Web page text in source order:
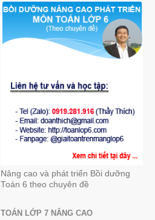
Nâng cao và phát triển Bồi dưỡng
Toán 6 theo chuyên đề
TOÁN LỚP 7 NÂNG CAO